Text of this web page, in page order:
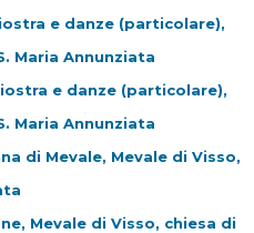
e danze (particolare),
Maria Annunziata
e danze (particolare),
Maria Annunziata
di Mevale, Mevale di Visso,
Mevale di Visso, chiesa di